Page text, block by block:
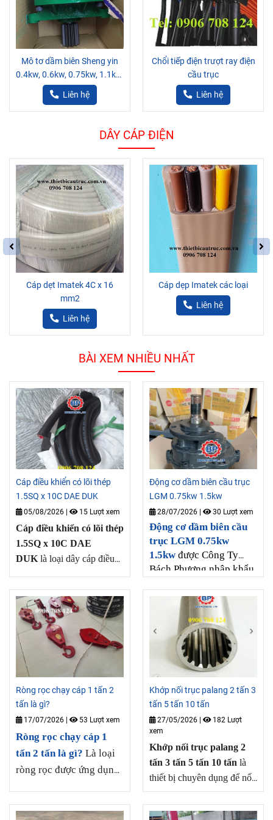
Mô tơ dầm biên Sheng yin
0.4kw, 0.6kw, 0.75kw, 1.1kw,
1.5kw, 2.2kw
Liên hệ
Chổi tiếp điện trượt ray điện
cầu trục
Liên hệ
DÂY CÁP ĐIỆN
Cáp dẹt Imatek 4C x 16
mm2
Liên hệ
Cáp dẹp Imatek các loại
Liên hệ
BÀI XEM NHIỀU NHẤT
Cáp điều khiển có lõi thép
1.5SQ x 10C DAE DUK
05/08/2026 15 Lượt xem
Cáp điều khiển có lõi thép
1.5SQ x 10C DAE
DUK là loại dây cáp điều
có 10 lõi đồng và 1 sợi thép
chịu lực có khả năng uốn
dẻo và chịu lực, được dùng
nhiều cho cầu trục, cổng
trục, Công Ty Bách
Phương có hàng sẳn.
Động cơ dầm biên cầu trục
LGM 0.75kw 1.5kw
28/07/2026 30 Lượt xem
Động cơ dầm biên cầu
trục LGM 0.75kw
1.5kwđược Công Ty
Bách Phương nhập khẩu
chất lượng ổn định, được
nhiều công trình tin
tưởng và lựa chọn, Quý
khách hàng cần liên hệ
đến Hotline: 0906 708
Ròng rọc chạy cáp 1 tấn 2
tấn là gì?
17/07/2026 53 Lượt xem
Ròng rọc chạy cáp 1
tấn 2 tấn là gì? Là loại
ròng rọc được ứng dụng
dựng, cần di chuyển
Khớp nối trục palang 2 tấn 3
tấn 5 tấn 10 tấn
27/05/2026
182 Lượt
xem
Khớp nối trục palang 2
tấn 3 tấn 5 tấn 10 tấn là
thiết bị chuyên dụng để nối
trục chính với nhau, được
sản xuất bằng kim loại cao